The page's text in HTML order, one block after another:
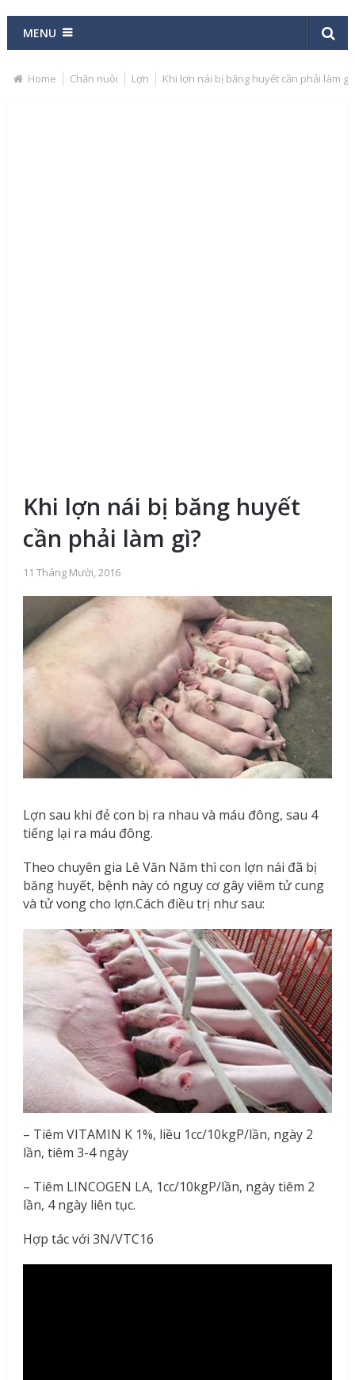
MENU
Home Chăn nuôi Lợn Khi lợn nái bị băng huyết cần phải làm gì?
Khi lợn nái bị băng huyết
cần phải làm gì?
11 Tháng Mười, 2016
Lợn sau khi đẻ con bị ra nhau và máu đông, sau 4
tiếng lại ra máu đông.
Theo chuyên gia Lê Văn Năm thì con lợn nái đã bị
băng huyết, bệnh này có nguy cơ gây viêm tử cung
và tử vong cho lợn.Cách điều trị như sau:
– Tiêm VITAMIN K 1%, liều 1cc/10kgP/lần, ngày 2
lần, tiêm 3-4 ngày
– Tiêm LINCOGEN LA, 1cc/10kgP/lần, ngày tiêm 2
lần, 4 ngày liên tục.
Hợp tác với 3N/VTC16